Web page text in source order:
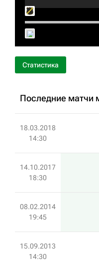
Статистика
Последние матчи
18.03.2018
14:30
14.10.2017
18:30
08.02.2014
19:45
15.09.2013
14:30